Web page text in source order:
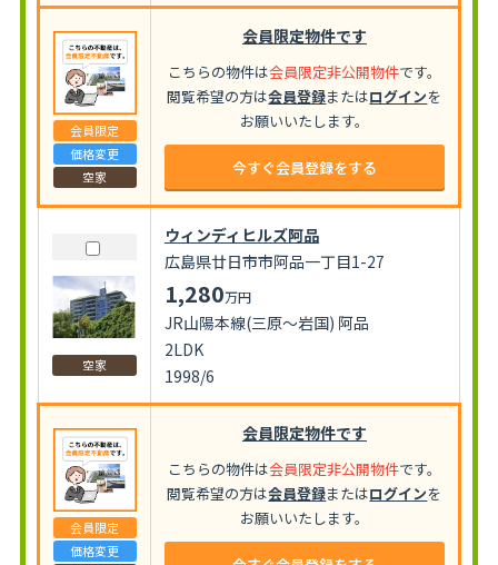
会員限定
価格変更
空家
会員限定物件です
こちらの物件は会員限定非公開物件です。
閲覧希望の方は会員登録またはログインを
お願いいたします。
今すぐ会員登録をする
空家
ウィンディヒルズ阿品
広島県廿日市市阿品一丁目1-27
1,280万円
JR山陽本線(三原～岩国) 阿品
2LDK
1998/6
会員限定
価格変更
会員限定物件です
こちらの物件は会員限定非公開物件です。
閲覧希望の方は会員登録またはログインを
お願いいたします。